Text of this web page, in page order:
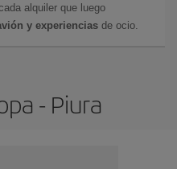
alquiler que luego
y experiencias de ocio.
- Piura